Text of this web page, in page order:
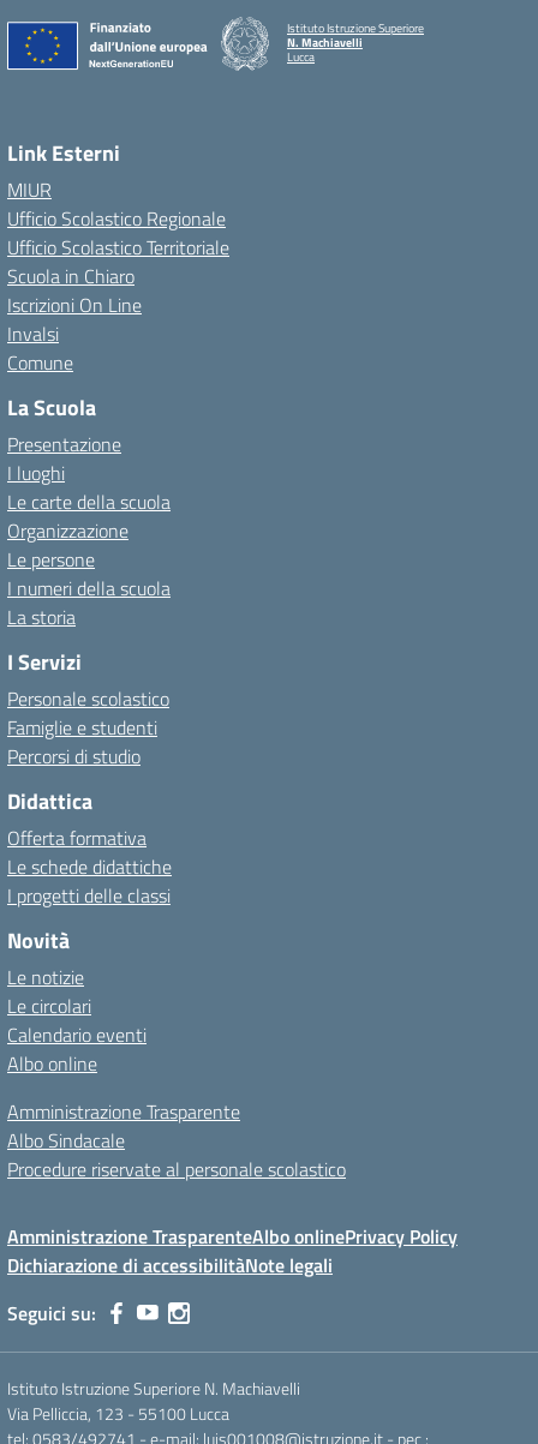
Istituto Istruzione Superiore
N. Machiavelli
Lucca
Link Esterni
MIUR
Ufficio Scolastico Regionale
Ufficio Scolastico Territoriale
Scuola in Chiaro
Iscrizioni On Line
Invalsi
Comune
La Scuola
Presentazione
I luoghi
Le carte della scuola
Organizzazione
Le persone
I numeri della scuola
La storia
I Servizi
Personale scolastico
Famiglie e studenti
Percorsi di studio
Didattica
Offerta formativa
Le schede didattiche
I progetti delle classi
Novità
Le notizie
Le circolari
Calendario eventi
Albo online
Amministrazione Trasparente
Albo Sindacale
Procedure riservate al personale scolastico
Amministrazione TrasparenteAlbo onlinePrivacy Policy
Dichiarazione di accessibilitàNote legali
Seguici su:
Istituto Istruzione Superiore N. Machiavelli
Via Pelliccia, 123 - 55100 Lucca
tel: 0583/492741 - e-mail: luis001008@istruzione.it - pec :